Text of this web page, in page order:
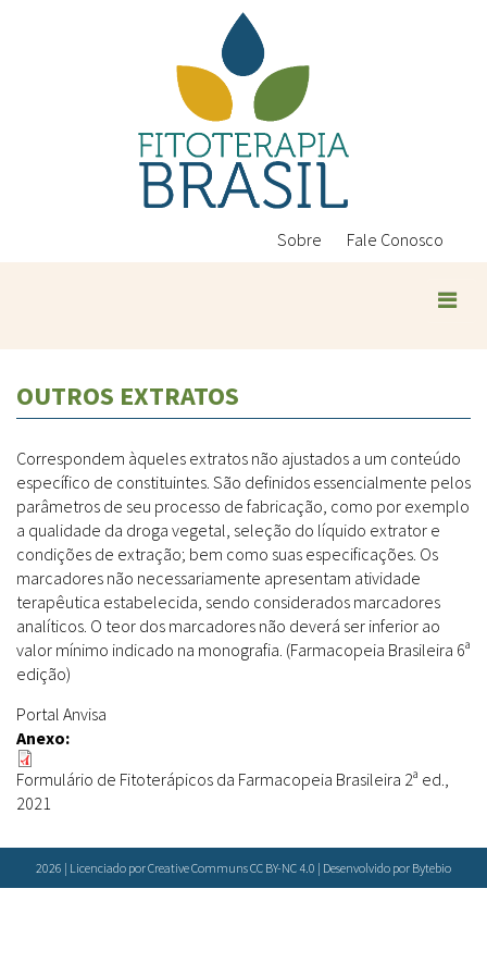
Sobre Fale Conosco
Conteúdos
Ambientais
Sanitárias
Políticas
Todos
Controle de Qualidade
Laboratórios Reblados
Metodologias
Espécies
Farmácias Vivas
Doenças & Plantas Medicinais
Conceitos
Biblioteca Virtual
Bases de Dados
Cartilhas
Documentos Oficiais
Livros
Periódicos
Todos
Botânica
Base de dados
Especialistas
Conservação & Biodiversidade
Grupos de Pesquisa
Sementes, Mudas & Plantas
Produto & Indústria
Insumos (IFAV)
Fitoterápicos
Pessoas & Saberes
Educação & Arte
Sites
OUTROS EXTRATOS
Correspondem àqueles extratos não ajustados a um conteúdo
específico de constituintes. São definidos essencialmente pelos
parâmetros de seu processo de fabricação, como por exemplo
a qualidade da droga vegetal, seleção do líquido extrator e
condições de extração; bem como suas especificações. Os
marcadores não necessariamente apresentam atividade
terapêutica estabelecida, sendo considerados marcadores
analíticos. O teor dos marcadores não deverá ser inferior ao
valor mínimo indicado na monografia. (Farmacopeia Brasileira 6ª
edição)
Portal Anvisa
Anexo:
Formulário de Fitoterápicos da Farmacopeia Brasileira 2ª ed.,
2021
2026 | Licenciado por Creative Communs CC BY-NC 4.0 | Desenvolvido por Bytebio